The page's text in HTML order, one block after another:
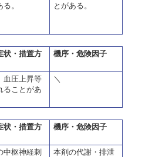
。
とがある。
状・措置方
機序・危険因子
血圧上昇等
ることがあ
＼
状・措置方
機序・危険因子
中枢神経刺
本剤の代謝・排泄